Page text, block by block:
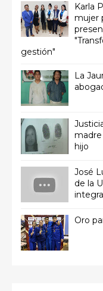
Karla
mujer
gestión"
La
madre
hijo
José
de la
Oro